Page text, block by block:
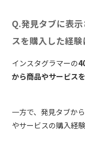
Q.発見タブに表
スを購入した経
インスタグラマーの
から商品やサービス
一方で、発見タブか
やサービスの購入経